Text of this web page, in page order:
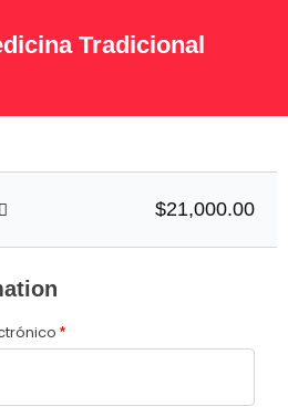
Tradicional
$21,000.00
*